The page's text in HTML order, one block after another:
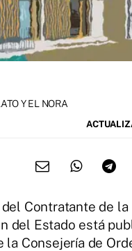
Y EL NORA
Contratante de la
del Estado está
la Consejería de